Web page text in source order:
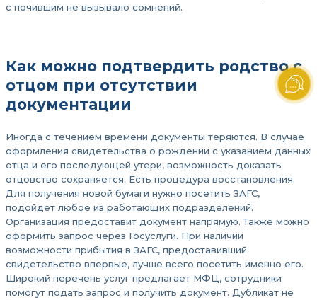
с почившим не вызывало сомнений.
Как можно подтвердить родство с
отцом при отсутствии
документации
Иногда с течением времени документы теряются. В случае
оформления свидетельства о рождении с указанием данных
отца и его последующей утери, возможность доказать
отцовство сохраняется. Есть процедура восстановления.
Для получения новой бумаги нужно посетить ЗАГС,
подойдет любое из работающих подразделений.
Организация предоставит документ напрямую. Также можно
оформить запрос через Госуслуги. При наличии
возможности прибытия в ЗАГС, предоставивший
свидетельство впервые, лучше всего посетить именно его.
Широкий перечень услуг предлагает МФЦ, сотрудники
помогут подать запрос и получить документ. Дубликат не